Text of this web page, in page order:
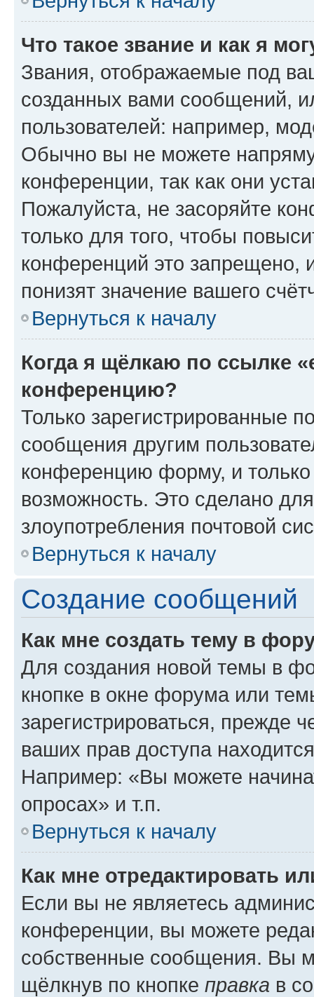
Что такое звание и как я
Звания, отображаемые под
созданных вами сообщений,
пользователей: например,
Обычно вы не можете
конференции, так как они
Пожалуйста, не засоряйте
только для того, чтобы
конференций это запрещено,
понизят значение вашего
Вернуться к началу
Когда я щёлкаю по ссылке
конференцию?
Только зарегистрированные
сообщения другим
конференцию форму, и
возможность. Это сделано
злоупотребления почтовой
Вернуться к началу
Создание сообщений
Как мне создать тему в
Для создания новой темы в
кнопке в окне форума или
зарегистрироваться, прежде
ваших прав доступа
Например: «Вы можете
опросах» и т.п.
Вернуться к началу
Как мне отредактировать
Если вы не являетесь
конференции, вы можете
собственные сообщения. Вы
щёлкнув по кнопке правка в